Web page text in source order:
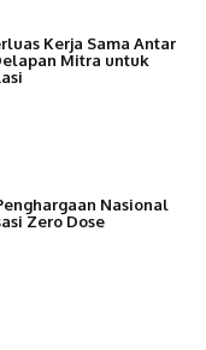
Kerja Sama Antar
Mitra untuk
Nasional
Zero Dose